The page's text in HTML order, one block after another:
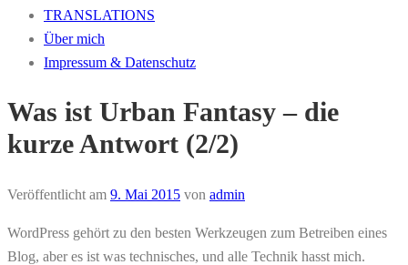
TRANSLATIONS
Über mich
Impressum & Datenschutz
Was ist Urban Fantasy – die
kurze Antwort (2/2)
Veröffentlicht am 9. Mai 2015 von admin
WordPress gehört zu den besten Werkzeugen zum Betreiben eines
Blog, aber es ist was technisches, und alle Technik hasst mich.